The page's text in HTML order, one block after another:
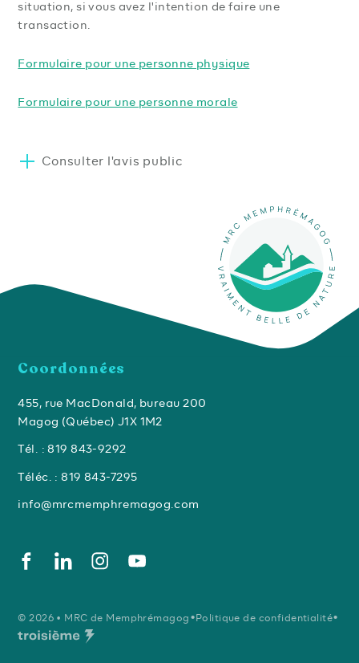
situation, si vous avez l'intention de faire une
transaction.
Formulaire pour une personne physique
Formulaire pour une personne morale
Consulter l'avis public
Coordonnées
455, rue MacDonald, bureau 200
Magog (Québec) J1X 1M2
Tél. : 819 843-9292
Téléc. : 819 843-7295
info@mrcmemphremagog.com
© 2026 • MRC de Memphrémagog •Politique de confidentialité•